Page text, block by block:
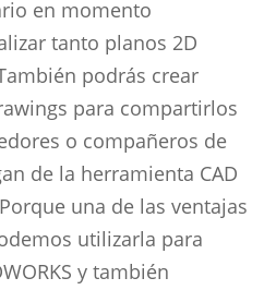
en momento
tanto planos 2D
podrás crear
para compartirlos
o compañeros de
de la herramienta CAD
una de las ventajas
utilizarla para
y también